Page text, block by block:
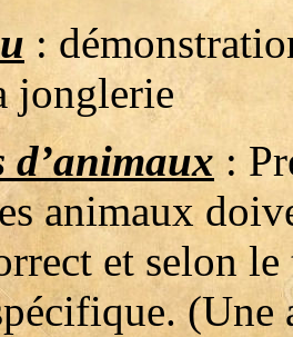
:
jonglerie
:
animaux
et selon
(Une